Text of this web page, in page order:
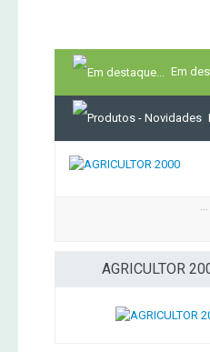
Em
...
AGRICULTOR